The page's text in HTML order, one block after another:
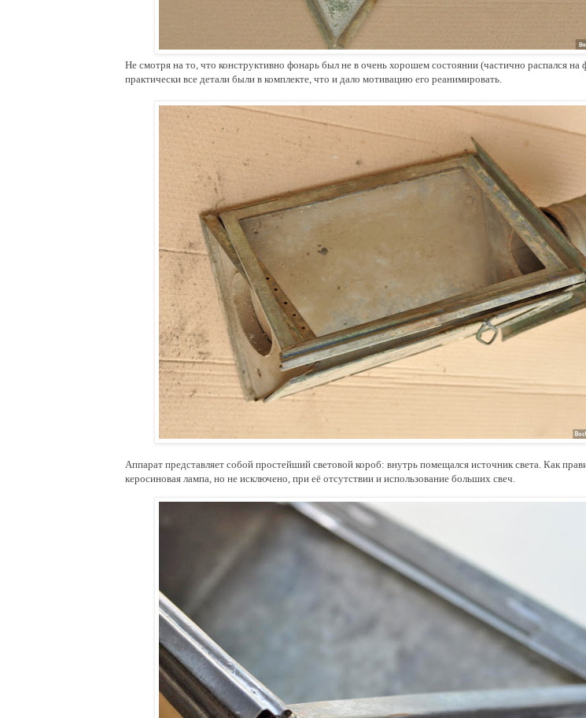
Не смотря на то, что конструктивно фонарь был не в очень хорошем состоянии (частично распался на
практически все детали были в комплекте, что и дало мотивацию его реанимировать.
Аппарат представляет собой простейший световой короб: внутрь помещался источник света. Как
керосиновая лампа, но не исключено, при её отсутствии и использование больших свеч.